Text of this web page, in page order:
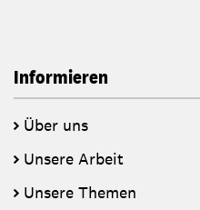
Informieren
Über uns
Unsere Arbeit
Unsere Themen